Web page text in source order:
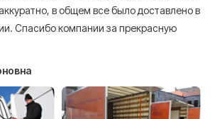
в общем все было доставлено в
Спасибо компании за прекрасную